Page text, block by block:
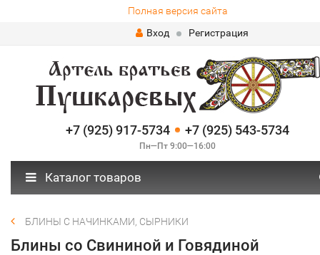
Полная версия сайта
Вход
Регистрация
+7 (925) 917-5734 +7 (925) 543-5734
Пн—Пт 9:00—16:00
Каталог товаров
БЛИНЫ С НАЧИНКАМИ, СЫРНИКИ
Блины со Свининой и Говядиной